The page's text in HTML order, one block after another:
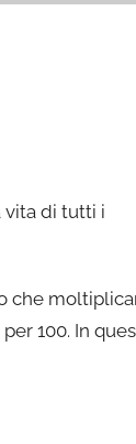
vita di tutti i
che
100. In